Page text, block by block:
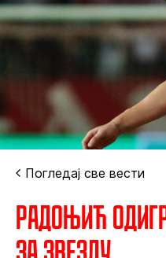
Погледај све вести
Радоњић